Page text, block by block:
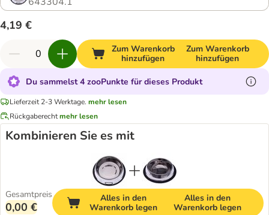
4,19 €
Zum Warenkorb
hinzufügen
Zum Warenkorb
hinzufügen
Du sammelst 4 zooPunkte für dieses Produkt
Lieferzeit 2-3 Werktage. mehr lesen
Rückgaberechtmehr lesen
Kombinieren Sie es mit
Gesamtpreis
0,00 €
Alles in den
Warenkorb legen
Alles in den
Warenkorb legen